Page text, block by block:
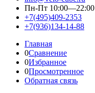
Пн-Пт 10:00—22:00
+7(495)409-2353
+7(936)134-14-88
Главная
0Сравнение
0Избранное
0Просмотренное
Обратная связь